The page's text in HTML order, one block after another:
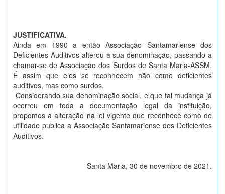
JUSTIFICATIVA.
Ainda em 1990 a então Associação Santamariense dos
Deficientes Auditivos alterou a sua denominação, passando a
chamar-se de Associação dos Surdos de Santa Maria-ASSM.
É assim que eles se reconhecem não como deficientes
auditivos, mas como surdos.
Considerando sua denominação social, e que tal mudança já
ocorreu em toda a documentação legal da instituição,
propomos a alteração na lei vigente que reconhece como de
utilidade publica a Associação Santamariense dos Deficientes
Auditivos.
Santa Maria, 30 de novembro de 2021.